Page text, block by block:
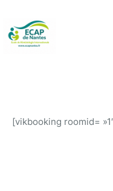
[vikbooking roomid=